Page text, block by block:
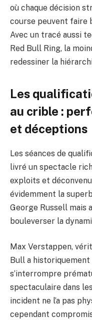
où chaque décision
course peuvent faire
Avec un tracé aussi
Red Bull Ring, la
redessiner la
Les
au crible :
et déceptions
Les séances de
livré un spectacle
exploits et
évidemment la
George Russell mais
bouleverser la
Max Verstappen,
Bull a historiquement
s’interrompre
spectaculaire dans
incident ne l’a pas
cependant